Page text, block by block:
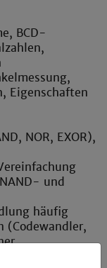
BCD-
Eigenschaften
NOR, EXOR),
und
häufig
(Codewandler,